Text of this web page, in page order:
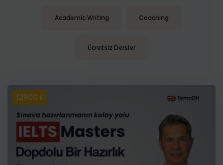
Academic Writing Coaching
Ücretsiz Dersler
12900 ₺